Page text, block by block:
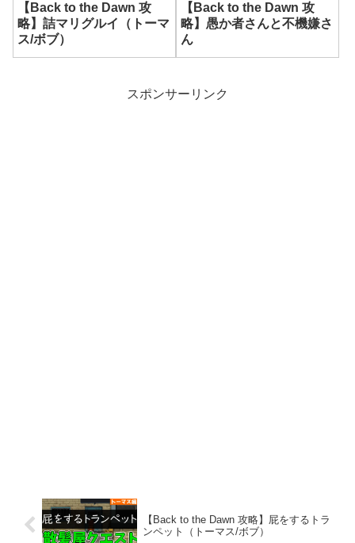
【Back to the Dawn 攻
略】詰マリグルイ（トーマ
ス/ボブ）
【Back to the Dawn 攻
略】愚か者さんと不機嫌さ
ん
スポンサーリンク
【Back to the Dawn 攻略】屁をするトラ
ンペット（トーマス/ボブ）